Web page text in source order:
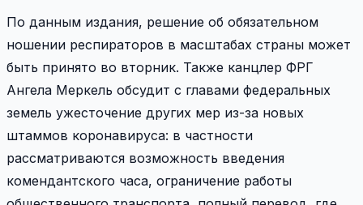
По данным издания, решение об обязательном
ношении респираторов в масштабах страны может
быть принято во вторник. Также канцлер ФРГ
Ангела Меркель обсудит с главами федеральных
земель ужесточение других мер из-за новых
штаммов коронавируса: в частности
рассматриваются возможность введения
комендантского часа, ограничение работы